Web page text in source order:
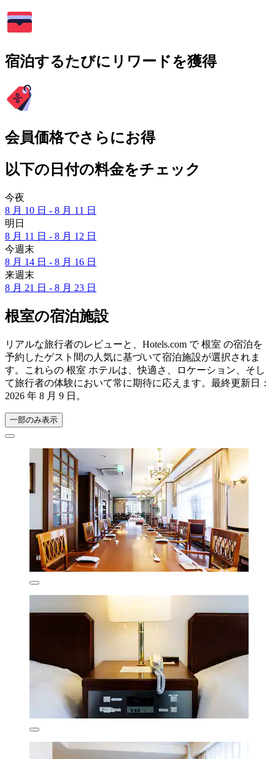
宿泊するたびにリワードを獲得
会員価格でさらにお得
以下の日付の料金をチェック
今夜
8 月 10 日 - 8 月 11 日
明日
8 月 11 日 - 8 月 12 日
今週末
8 月 14 日 - 8 月 16 日
来週末
8 月 21 日 - 8 月 23 日
根室の宿泊施設
リアルな旅行者のレビューと、Hotels.com で 根室 の宿泊を
予約したゲスト間の人気に基づいて宿泊施設が選択されま
す。これらの 根室 ホテルは、快適さ、ロケーション、そし
て旅行者の体験において常に期待に応えます。最終更新日：
2026 年 8 月 9 日 。
一部のみ表示